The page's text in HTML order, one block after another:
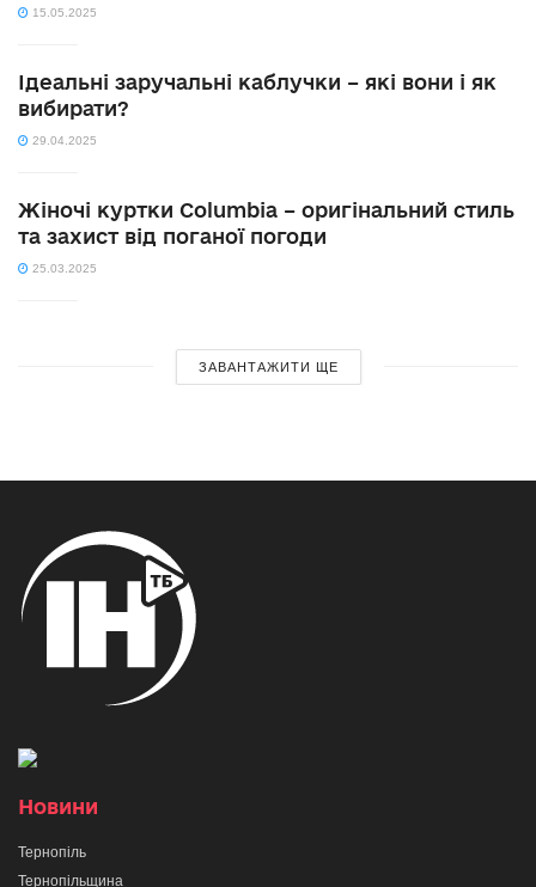
15.05.2025
Ідеальні заручальні каблучки – які вони і як
вибирати?
29.04.2025
Жіночі куртки Columbia – оригінальний стиль
та захист від поганої погоди
25.03.2025
ЗАВАНТАЖИТИ ЩЕ
Новини
Тернопіль
Тернопільщина